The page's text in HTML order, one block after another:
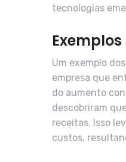
tecnologias
Um exemplo
empresa que
do aumento
descobriram
receitas. Isso
custos,